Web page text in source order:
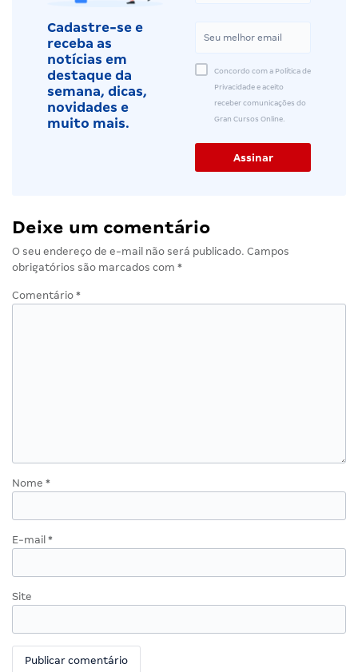
Cadastre-se e
receba as
notícias em
destaque da
semana, dicas,
novidades e
muito mais.
Concordo com a Política de
Privacidade e aceito
receber comunicações do
Gran Cursos Online.
Deixe um comentário
O seu endereço de e-mail não será publicado. Campos
obrigatórios são marcados com *
Comentário *
Nome *
E-mail *
Site